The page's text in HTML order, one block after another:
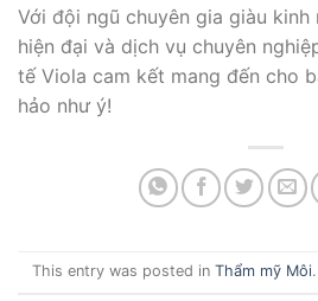
Với đội ngũ chuyên gia giàu kinh
hiện đại và dịch vụ chuyên
tế Viola cam kết mang đến cho
hảo như ý!
This entry was posted in Thẩm mỹ Môi